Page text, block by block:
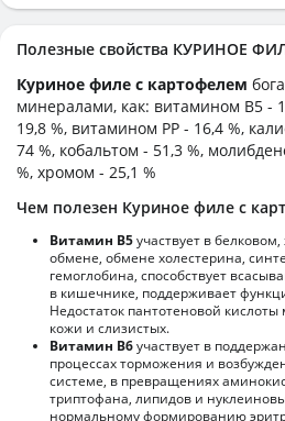
Полезные свойства КУРИНОЕ
Куриное филе с картофелем
минералами, как: витамином B5 -
19,8 %, витамином PP - 16,4 %,
74 %, кобальтом - 51,3 %,
%, хромом - 25,1 %
Чем полезен Куриное филе с
Витамин В5участвует в
обмене, обмене холестерина,
гемоглобина, способствует
в кишечнике, поддерживает
Недостаток пантотеновой
кожи и слизистых.
Витамин В6участвует в
процессах торможения и
системе, в превращениях
триптофана, липидов и
нормальному формированию